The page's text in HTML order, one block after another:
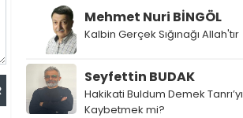
Mehmet Nuri BİNGÖL
Kalbin Gerçek Sığınağı Allah'tır
Seyfettin BUDAK
Hakikati Buldum Demek Tanrı’yı
Kaybetmek mi?